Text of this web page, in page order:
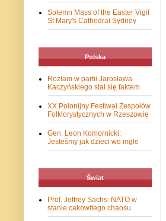
Solemn Mass of the Easter Vigil
St Mary's Cathedral Sydney
Polska
Rozłam w partii Jarosława
Kaczyńskiego stał się faktem
XX Polonijny Festiwal Zespołów
Folklorystycznych w Rzeszowie
Gen. Leon Komornicki:
Jesteśmy jak dzieci we mgle
Świat
Prof. Jeffrey Sachs: NATO w
stanie cakowitego chaosu